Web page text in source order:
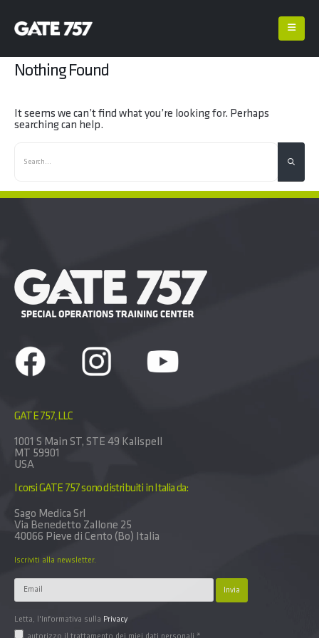
Nothing Found
It seems we can’t find what you’re looking for. Perhaps
searching can help.
GATE 757, LLC
1001 S Main ST, STE 49 Kalispell
MT 59901
USA
I corsi GATE 757 sono distribuiti in Italia da:
Sago Medica Srl
Via Benedetto Zallone 25
40066 Pieve di Cento (Bo) Italia
Iscriviti alla newsletter.
Letta, l'Informativa sulla Privacy